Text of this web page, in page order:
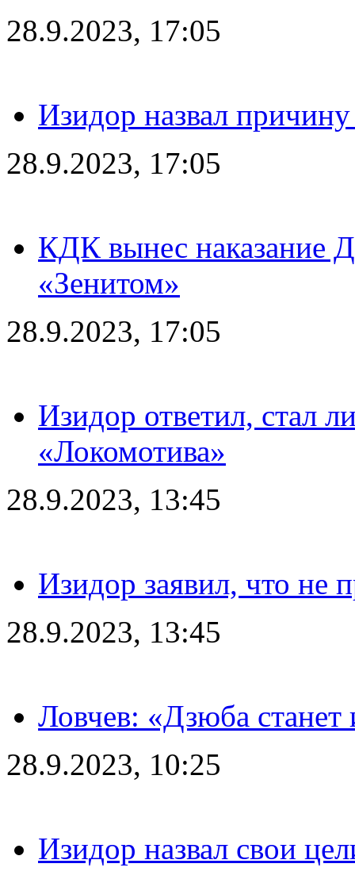
28.9.2023, 17:05
Изидор назвал
28.9.2023, 17:05
КДК вынес наказание
«Зенитом»
28.9.2023, 17:05
Изидор ответил, стал
«Локомотива»
28.9.2023, 13:45
Изидор заявил, что не
28.9.2023, 13:45
Ловчев: «Дзюба станет
28.9.2023, 10:25
Изидор назвал свои